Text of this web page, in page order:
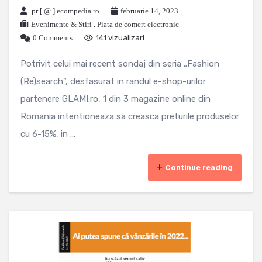
pr [ @ ] ecompedia ro
februarie 14, 2023
Evenimente & Stiri , Piata de comert electronic
0 Comments
141 vizualizari
Potrivit celui mai recent sondaj din seria „Fashion
(Re)search”, desfasurat in randul e-shop-urilor
partenere GLAMI.ro, 1 din 3 magazine online din
Romania intentioneaza sa creasca preturile produselor
cu 6-15%, in ...
Continue reading